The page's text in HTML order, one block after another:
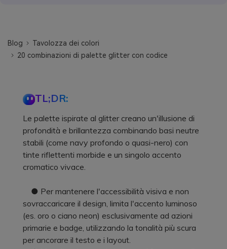
Blog
Tavolozza dei colori
20 combinazioni di palette glitter con codice
TL;DR:
Le palette ispirate al glitter creano un'illusione di
profondità e brillantezza combinando basi neutre
stabili (come navy profondo o quasi-nero) con
tinte riflettenti morbide e un singolo accento
cromatico vivace.
● Per mantenere l'accessibilità visiva e non
sovraccaricare il design, limita l'accento luminoso
(es. oro o ciano neon) esclusivamente ad azioni
primarie e badge, utilizzando la tonalità più scura
per ancorare il testo e i layout.